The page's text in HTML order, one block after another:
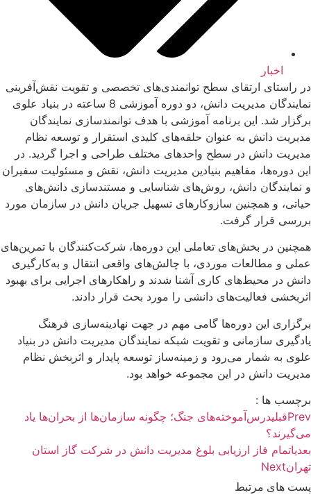
اخبار
در راستای ارتقای سطح توانمندی‌های تخصصی و تقویت نقش‌آفرینی
نمایندگان مدیریت دانش، دو دوره آموزشی 8 ساعته در بنیاد علوی
برگزار شد. این برنامه آموزشی با هدف توانمندسازی نمایندگان
مدیریت دانش به عنوان حلقه‌های کلیدی استقرار و توسعه نظام
مدیریت دانش در سطح واحدهای مختلف طراحی و اجرا گردید. در
این دوره‌ها، مفاهیم بنیادین مدیریت دانش، نقش و مسئولیت سفیران
و نمایندگان دانش، روش‌های شناسایی و مستندسازی دانش‌های
حیاتی، و همچنین سازوکارهای تسهیل جریان دانش در سازمان مورد
بررسی قرار گرفت.
همچنین در بخش‌های تعاملی این دوره‌ها، شرکت‌کنندگان با تمرین‌های
عملی و مطالعات موردی، با چالش‌های واقعی انتقال و به‌کارگیری
دانش در محیط‌های کاری آشنا شدند و راهکارهای اجرایی برای بهبود
اثربخشی فعالیت‌های دانشی را مورد بحث قرار دادند.
برگزاری این دوره‌ها گامی مهم در جهت نهادینه‌سازی فرهنگ
یادگیری سازمانی و تقویت شبکه نمایندگان مدیریت دانش در بنیاد
علوی به شمار می‌رود و زمینه‌ساز توسعه پایدار و اثربخش نظام
مدیریت دانش در این مجموعه خواهد بود.
برچسب ها :
Prevقبلیدرس‌آموخته‌های جنگ؛ چگونه سازمان‌ها از بحران‌ها یاد
می‌گیرند؟
بعدیاتمام فاز ارزیابی بلوغ مدیریت دانش در شرکت گاز استان
تهرانNext
پست های مرتبط